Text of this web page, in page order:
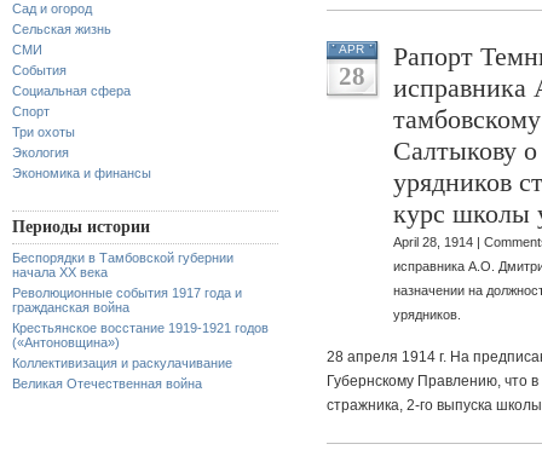
Сад и огород
Сельская жизнь
СМИ
События
Социальная сфера
Спорт
Три охоты
Экология
Экономика и финансы
Периоды истории
Беспорядки в Тамбовской губернии
начала XX века
Революционные события 1917 года и
гражданская война
Крестьянское восстание 1919-1921 годов
(«Антоновщина»)
Коллективизация и раскулачивание
Великая Отечественная война
APR
28
Рапорт
Салтыкову
урядников
курс школы
April 28, 1914 |
исправника А.О.
назначении на
урядников.
28 апреля 1914 г. На
Губернскому Правлению, что
стражника, 2-го выпуска